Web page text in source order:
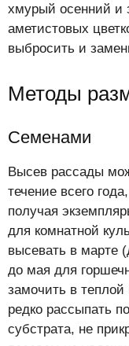
хмурый осенний и
аметистовых
выбросить и
Методы
Семенами
Высев рассады
течение всего
получая
для комнатной
высевать в марте
до мая для
замочить в теплой
редко рассыпать
субстрата, не